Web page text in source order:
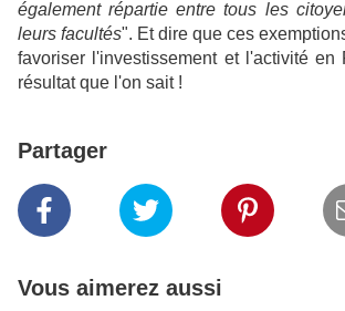
également répartie entre tous les
leurs facultés". Et dire que ces
favoriser l'investissement et l'activité en
résultat que l'on sait !
Partager
Vous aimerez aussi